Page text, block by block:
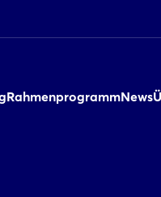
RahmenprogrammNews